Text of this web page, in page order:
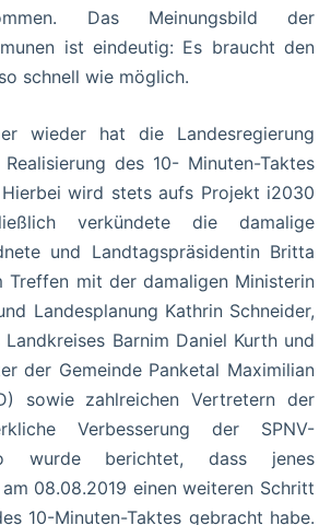
Das Meinungsbild der
ist eindeutig: Es braucht den
schnell wie möglich.
wieder hat die Landesregierung
des 10- Minuten-Taktes
wird stets aufs Projekt i2030
verkündete die damalige
und Landtagspräsidentin Britta
Treffen mit der damaligen Ministerin
Landesplanung Kathrin Schneider,
Barnim Daniel Kurth und
der Gemeinde Panketal Maximilian
sowie zahlreichen Vertretern der
Verbesserung der SPNV-
wurde berichtet, dass jenes
am 08.08.2019 einen weiteren Schritt
10-Minuten-Taktes gebracht habe.